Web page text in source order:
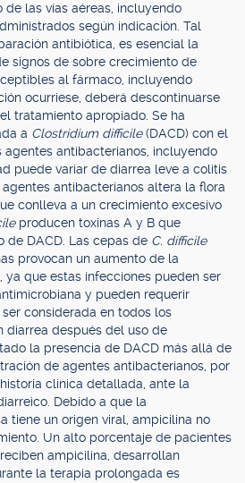
de las vías aéreas, incluyendo
según indicación. Tal
antibiótica, es esencial la
signos de sobre crecimiento de
al fármaco, incluyendo
ocurriese, deberá descontinuarse
tratamiento apropiado. Se ha
a Clostridium difficile(DACD) con el
agentes antibacterianos, incluyendo
puede variar de diarrea leve a colitis
antibacterianos altera la flora
conlleva a un crecimiento excesivo
producen toxinas A y B que
de DACD. Las cepas de C. difficile
provocan un aumento de la
que estas infecciones pueden ser
y pueden requerir
considerada en todos los
diarrea después del uso de
la presencia de DACD más allá de
de agentes antibacterianos, por
clínica detallada, ante la
Debido a que la
tiene un origen viral, ampicilina no
Un alto porcentaje de pacientes
ampicilina, desarrollan
la terapia prolongada es